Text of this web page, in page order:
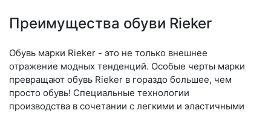
Преимущества обуви Rieker
Обувь марки Rieker - это не только внешнее
отражение модных тенденций. Особые черты марки
превращают обувь Rieker в гораздо большее, чем
просто обувь! Специальные технологии
производства в сочетании с легкими и эластичными